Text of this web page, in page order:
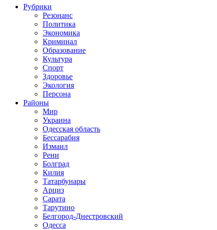
Рубрики
Резонанс
Политика
Экономика
Криминал
Образование
Культура
Спорт
Здоровье
Экология
Персона
Районы
Мир
Украина
Одесская область
Бессарабия
Измаил
Рени
Болград
Килия
Татарбунары
Арциз
Сарата
Тарутино
Белгород-Днестровский
Одесса